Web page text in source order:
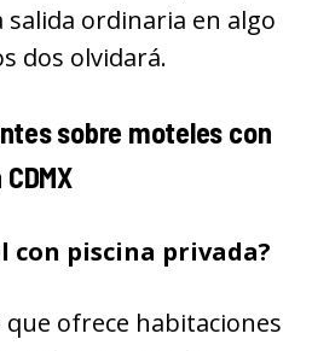
ordinaria en algo
dos olvidará.
sobre moteles con
con piscina privada?
ofrece habitaciones